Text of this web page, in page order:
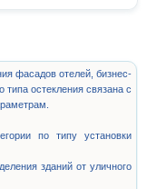
фасадов отелей, бизнес-
остекления связана с
по типу установки
зданий от уличного